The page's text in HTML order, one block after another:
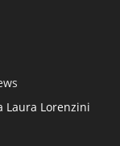
Laura Lorenzini